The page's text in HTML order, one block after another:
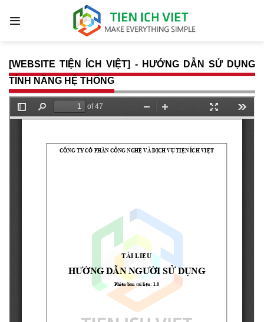
[WEBSITE TIỆN ÍCH VIỆT] - HƯỚNG DẪN SỬ DỤNG
TÍNH NĂNG HỆ THỐNG